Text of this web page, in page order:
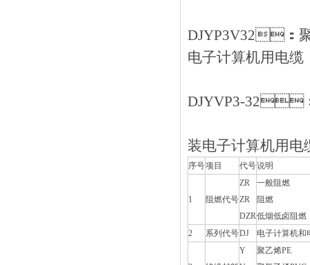
DJYP3V32：
电子计算机用电缆
DJYVP3-32
装电子计算机用电
序号项目 代号说明
1 阻燃代号
ZR
ZR
DZR
一般阻燃
阻燃
低烟低卤阻燃
2
系列代号DJ 电子计算机和
Y
聚乙烯PE